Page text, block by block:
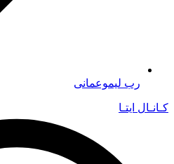
رب لیموعمانی
کـانـال ایتـا